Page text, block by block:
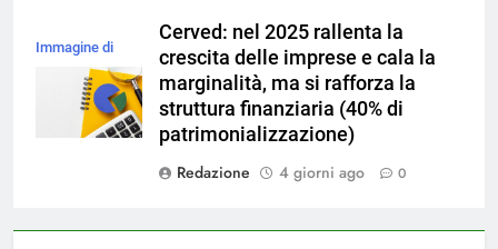
Immagine di
magnific
Cerved: nel 2025 rallenta la
crescita delle imprese e cala la
marginalità, ma si rafforza la
struttura finanziaria (40% di
patrimonializzazione)
Redazione
4 giorni ago 0